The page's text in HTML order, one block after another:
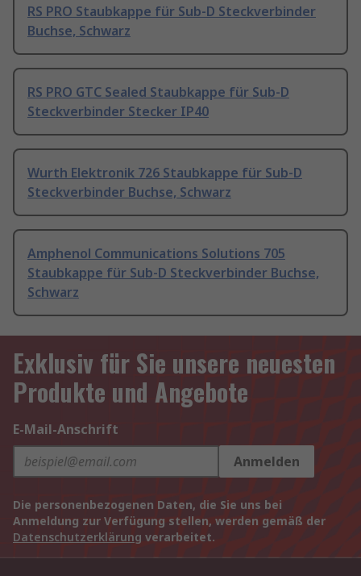
RS PRO Staubkappe für Sub-D Steckverbinder
Buchse, Schwarz
RS PRO GTC Sealed Staubkappe für Sub-D
Steckverbinder Stecker IP40
Wurth Elektronik 726 Staubkappe für Sub-D
Steckverbinder Buchse, Schwarz
Amphenol Communications Solutions 705
Staubkappe für Sub-D Steckverbinder Buchse,
Schwarz
Exklusiv für Sie unsere neuesten
Produkte und Angebote
E-Mail-Anschrift
Anmelden
Die personenbezogenen Daten, die Sie uns bei
Anmeldung zur Verfügung stellen, werden gemäß der
Datenschutzerklärung verarbeitet.